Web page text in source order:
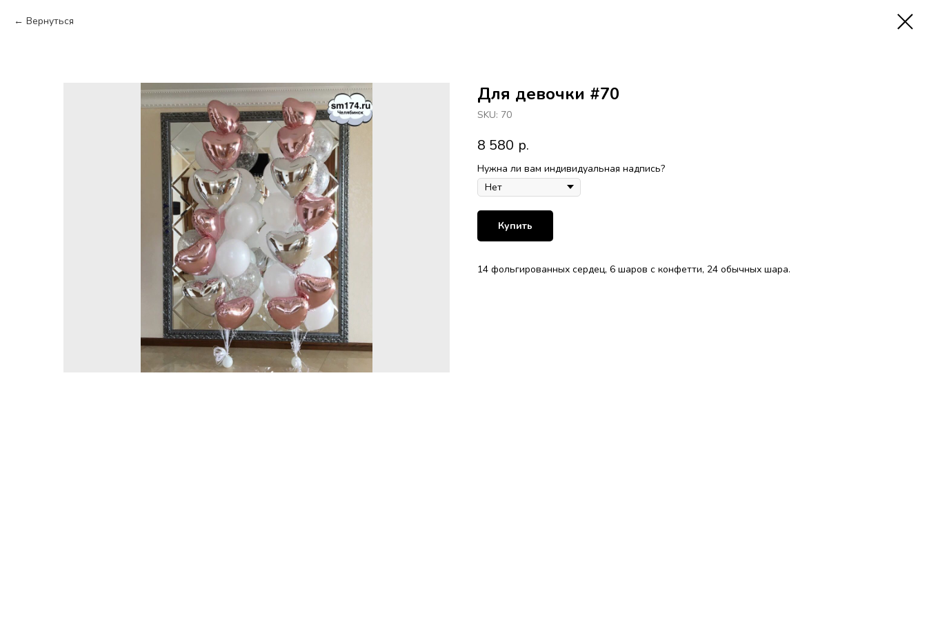
Вернуться
Для девочки #70
SKU: 70
8 580 р.
Нужна ли вам индивидуальная надпись?
Купить
14 фольгированных сердец, 6 шаров с конфетти, 24 обычных шара.